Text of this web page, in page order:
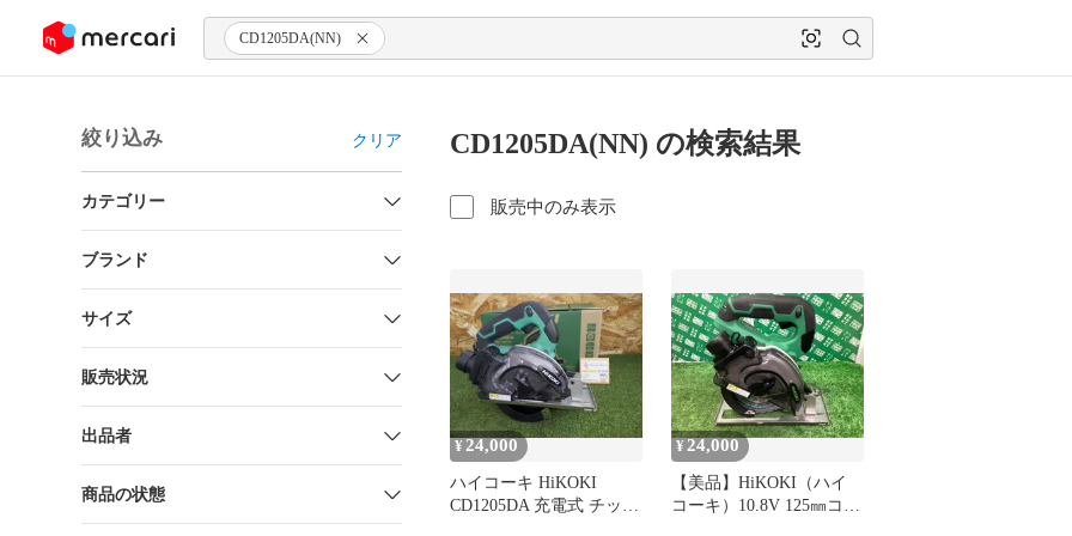
ツにスキップ CD1205DA(NN)
絞り込み クリア
カテゴリー
ブランド
サイズ
販売状況
出品者
商品の状態
CD1205DA(NN) の検索結果
販売中のみ表示
¥ 24,000
ハイコーキ HiKOKI
CD1205DA 充電式 チップ
¥ 24,000
【美品】HiKOKI（ハイ
コーキ）10.8V 125㎜コー